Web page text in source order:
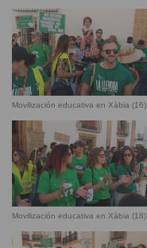
Movilización educativa en Xàbia (16)
Movilización educativa en Xàbia (18)